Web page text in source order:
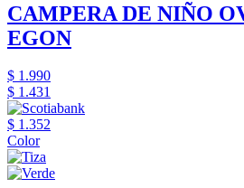
CAMPERA DE NIÑO
EGON
$ 1.990
$ 1.431
$ 1.352
Color